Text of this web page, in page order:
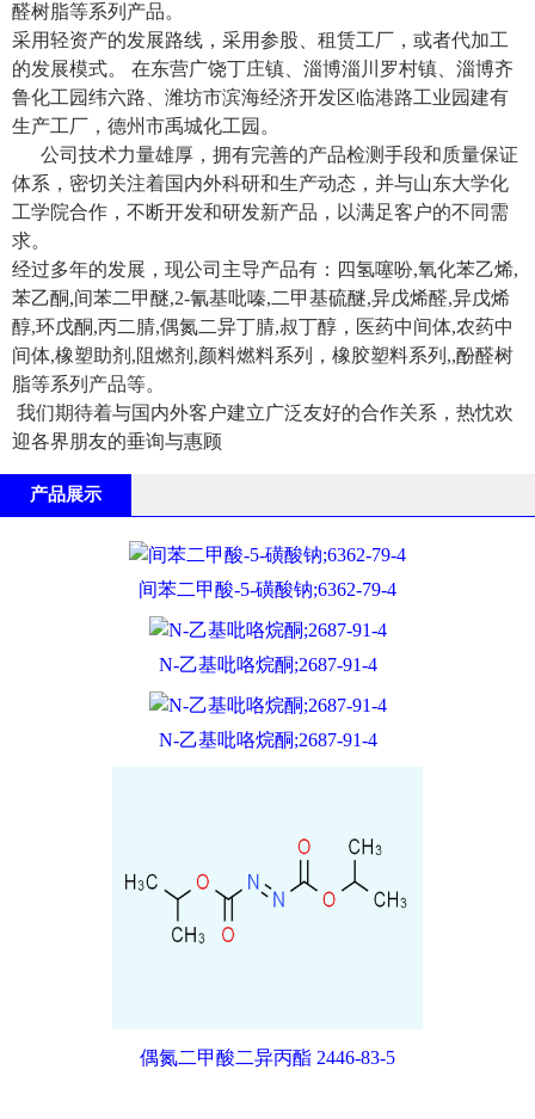
醛树脂等系列产品。
采用轻资产的发展路线，采用参股、租赁工厂，或者代加工
的发展模式。 在东营广饶丁庄镇、淄博淄川罗村镇、淄博齐
鲁化工园纬六路、潍坊市滨海经济开发区临港路工业园建有
生产工厂，德州市禹城化工园。
公司技术力量雄厚，拥有完善的产品检测手段和质量保证
体系，密切关注着国内外科研和生产动态，并与山东大学化
工学院合作，不断开发和研发新产品，以满足客户的不同需
求。
经过多年的发展，现公司主导产品有：四氢噻吩,氧化苯乙烯,
苯乙酮,间苯二甲醚,2-氰基吡嗪,二甲基硫醚,异戊烯醛,异戊烯
醇,环戊酮,丙二腈,偶氮二异丁腈,叔丁醇，医药中间体,农药中
间体,橡塑助剂,阻燃剂,颜料燃料系列，橡胶塑料系列,,酚醛树
脂等系列产品等。
我们期待着与国内外客户建立广泛友好的合作关系，热忱欢
迎各界朋友的垂询与惠顾
产品展示
间苯二甲酸-5-磺酸钠;6362-79-4
N-乙基吡咯烷酮;2687-91-4
N-乙基吡咯烷酮;2687-91-4
偶氮二甲酸二异丙酯 2446-83-5